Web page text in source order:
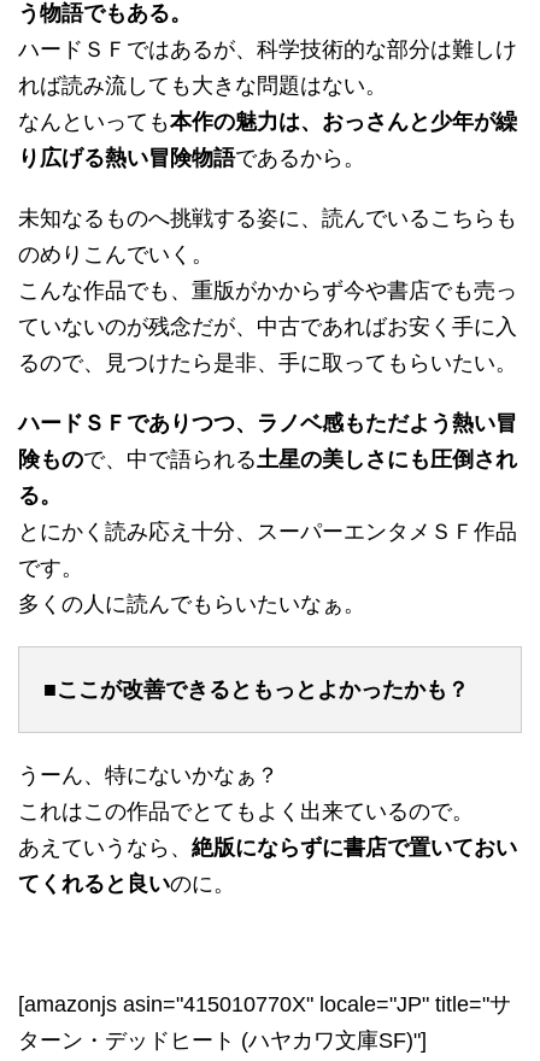
う物語でもある。
ハードＳＦではあるが、科学技術的な部分は難しけ
れば読み流しても大きな問題はない。
なんといっても本作の魅力は、おっさんと少年が繰
り広げる熱い冒険物語であるから。
未知なるものへ挑戦する姿に、読んでいるこちらも
のめりこんでいく。
こんな作品でも、重版がかからず今や書店でも売っ
ていないのが残念だが、中古であればお安く手に入
るので、見つけたら是非、手に取ってもらいたい。
ハードＳＦでありつつ、ラノベ感もただよう熱い冒
険もので、中で語られる土星の美しさにも圧倒され
る。
とにかく読み応え十分、スーパーエンタメＳＦ作品
です。
多くの人に読んでもらいたいなぁ。
■ここが改善できるともっとよかったかも？
うーん、特にないかなぁ？
これはこの作品でとてもよく出来ているので。
あえていうなら、 絶版にならずに書店で置いておい
てくれると良いのに。
[amazonjs asin="415010770X" locale="JP" title="サ
ターン・デッドヒート (ハヤカワ文庫SF)"]